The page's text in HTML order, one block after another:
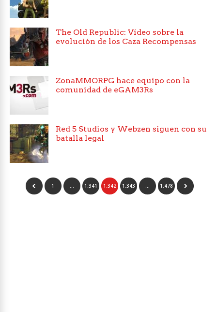
The Old Republic: Vídeo sobre la
evolución de los Caza Recompensas
ZonaMMORPG hace equipo con la
comunidad de eGAM3Rs
Red 5 Studios y Webzen siguen con su
batalla legal
1 … 1.341 1.342 1.343 … 1.478